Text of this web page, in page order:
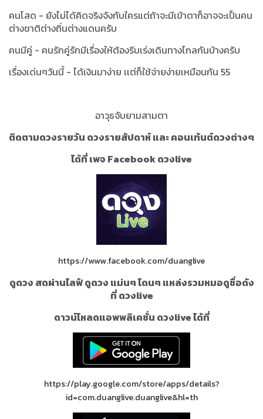
คนโสด - ยังไม่ได้คิดจริงจังกับใครแต่ถ้าจะมีเข้าตาก็อาจจะเป็นคน
ต่างชาติต่างถิ่นต่างแดนครับ
คนมีคู่ - คนรักคู่รักมีเรื่องให้ต้องรีบเร่งเดินทางไกลกันบ้างครับ
เรื่องเด่นๆวันนี้ - ได้เงินมาง่าย เเต่ก็ใช้จ่ายง่ายเหมือนกัน 55
อาวุธจับยามสามตา
ติดตามดวงรายวัน ดวงรายสัปดาห์ และ คอนเท้นต์ดวงต่างๆ
ได้ที่ เพจ Facebook ดวงlive
https://www.facebook.com/duanglive
ดูดวง สดผ่านไลฟ์ ดูดวง แม่นๆ โดนๆ แหล่งรวมหมอดูชื่อดัง
ที่ ดวงlive
ดาวน์โหลดแอพพลิเคชั่น ดวงlive ได้ที่
https://play.google.com/store/apps/details?
id=com.duanglive.duanglive&hl=th